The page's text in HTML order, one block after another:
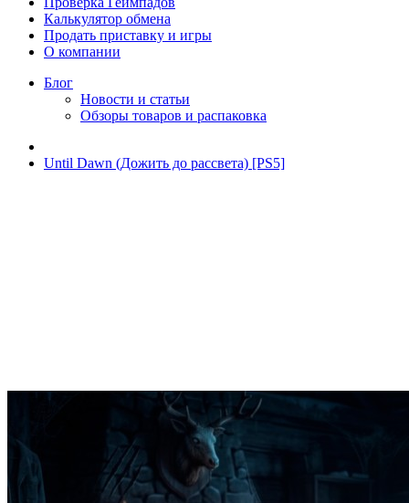
Калькулятор обмена
Продать приставку и игры
О компании
Блог
Новости и статьи
Обзоры товаров и распаковка
Until Dawn (Дожить до рассвета) [PS5]